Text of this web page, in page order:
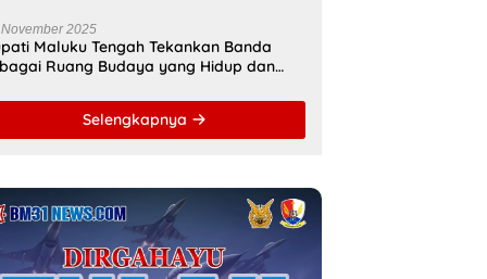
2025
Maluku Tengah Tekankan Banda
Ruang Budaya yang Hidup dan
Selengkapnya